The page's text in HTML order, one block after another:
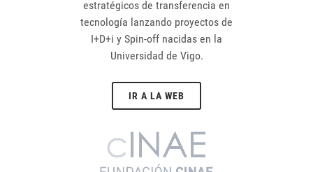
estratégicos de transferencia en
tecnología lanzando proyectos de
I+D+i y Spin-off nacidas en la
Universidad de Vigo.
IR A LA WEB